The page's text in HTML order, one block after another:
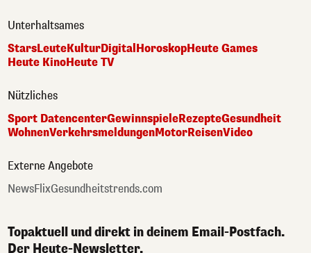
Unterhaltsames
StarsLeuteKulturDigital HoroskopHeute Games
Heute KinoHeute TV
Nützliches
Sport DatencenterGewinnspieleRezepteGesundheit
WohnenVerkehrsmeldungenMotorReisenVideo
Externe Angebote
NewsFlixGesundheitstrends.com
Topaktuell und direkt in deinem Email-Postfach.
Der Heute-Newsletter.